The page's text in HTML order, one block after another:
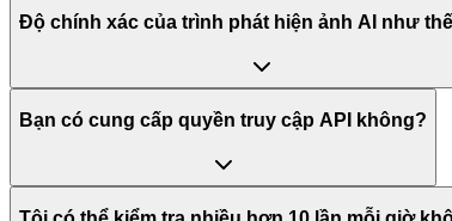
Độ chính xác của trình phát hiện ảnh AI như
Bạn có cung cấp quyền truy cập API không?